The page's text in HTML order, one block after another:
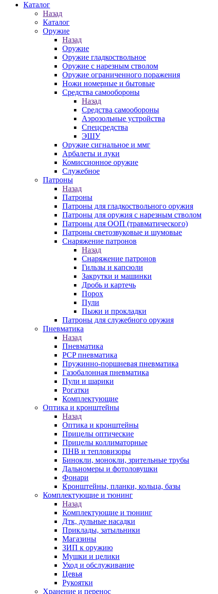
Каталог
Назад
Каталог
Оружие
Назад
Оружие
Оружие гладкоствольное
Оружие с нарезным стволом
Оружие ограниченного поражения
Ножи номерные и бытовые
Средства самообороны
Назад
Средства самообороны
Аэрозольные устройства
Спецсредства
ЭШУ
Оружие сигнальное и ммг
Арбалеты и луки
Комиссионное оружие
Служебное
Патроны
Назад
Патроны
Патроны для гладкоствольного оружия
Патроны для оружия с нарезным стволом
Патроны для ООП (травматического)
Патроны светозвуковые и шумовые
Снаряжение патронов
Назад
Снаряжение патронов
Гильзы и капсюли
Закрутки и машинки
Дробь и картечь
Порох
Пули
Пыжи и прокладки
Патроны для служебного оружия
Пневматика
Назад
Пневматика
PCP пневматика
Пружинно-поршневая пневматика
Газобалонная пневматика
Пули и шарики
Рогатки
Комплектующие
Оптика и кронштейны
Назад
Оптика и кронштейны
Прицелы оптические
Прицелы коллиматорные
ПНВ и тепловизоры
Бинокли, монокли, зрительные трубы
Дальномеры и фотоловушки
Фонари
Кронштейны, планки, кольца, базы
Комплектующие и тюнинг
Назад
Комплектующие и тюнинг
Дтк, дульные насадки
Приклады, затыльники
Магазины
ЗИП к оружию
Мушки и целики
Уход и обслуживание
Цевья
Рукоятки
Хранение и перенос